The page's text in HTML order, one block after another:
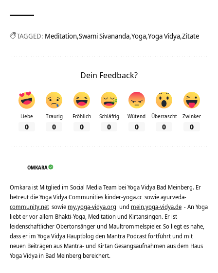
TAGGED: Meditation Swami Sivananda Yoga Yoga Vidya Zitate
Dein Feedback?
Liebe
0
Traurig
0
Fröhlich
0
Schläfrig
0
Wütend
0
Überrascht
0
Zwinker
0
OMKARA
Omkara ist Mitglied im Social Media Team bei Yoga Vidya Bad Meinberg. Er
betreut die Yoga Vidya Communities kinder-yoga.cc sowieayurveda-
community.net sowie my.yoga-vidya.org und mein.yoga-vidya.de - An Yoga
liebt er vor allem Bhakti-Yoga, Meditation und Kirtansingen. Er ist
leidenschaftlicher Obertonsänger und Maultrommelspieler. So liegt es nahe,
dass er im Yoga Vidya Hauptblog den Mantra Podcast fortführt und mit
neuen Beiträgen aus Mantra- und Kirtan Gesangsaufnahmen aus dem Haus
Yoga Vidya in Bad Meinberg bereichert.